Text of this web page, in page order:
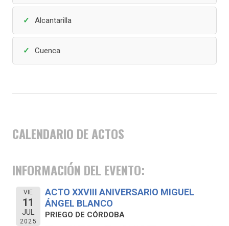
Alcantarilla
Cuenca
CALENDARIO DE ACTOS
INFORMACIÓN DEL EVENTO:
VIE
11
JUL
2025
ACTO XXVIII ANIVERSARIO MIGUEL
ÁNGEL BLANCO
PRIEGO DE CÓRDOBA